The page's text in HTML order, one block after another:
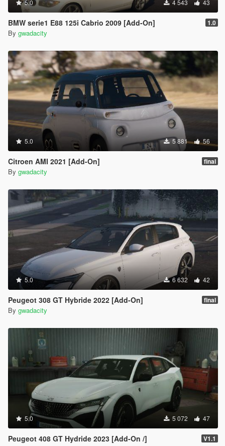
5.0 4 543 43
BMW serie1 E88 125i Cabrio 2009 [Add-On] 1.0
By gwadacity
5.0 5 881 56
Citroen AMI 2021 [Add-On] final
By gwadacity
5.0 6 632 42
Peugeot 308 GT Hybride 2022 [Add-On] final
By gwadacity
5.0 5 072 47
Peugeot 408 GT Hydride 2023 [Add-On /] V1.1